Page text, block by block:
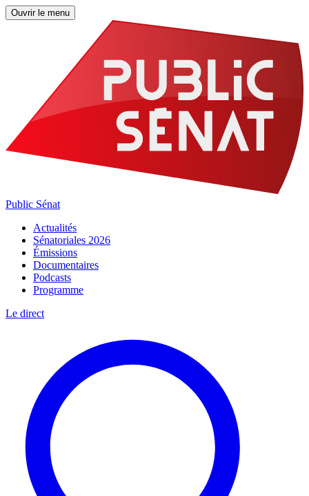
Ouvrir le menu
Public Sénat
Actualités
Sénatoriales 2026
Émissions
Documentaires
Podcasts
Programme
Le direct